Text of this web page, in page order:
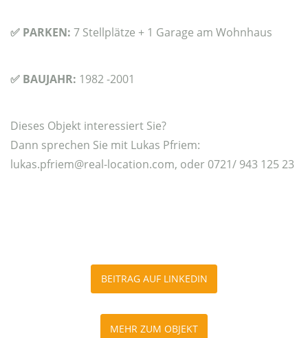
✅ PARKEN: 7 Stellplätze + 1 Garage am Wohnhaus
✅ BAUJAHR: 1982 -2001
Dieses Objekt interessiert Sie?
Dann sprechen Sie mit Lukas Pfriem:
lukas.pfriem@real-location.com, oder 0721/ 943 125 23
BEITRAG AUF LINKEDIN
MEHR ZUM OBJEKT